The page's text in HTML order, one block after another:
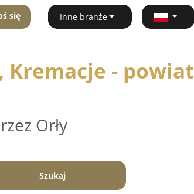
się Inne branże
Kremacje - powiat
Orły
Szukaj